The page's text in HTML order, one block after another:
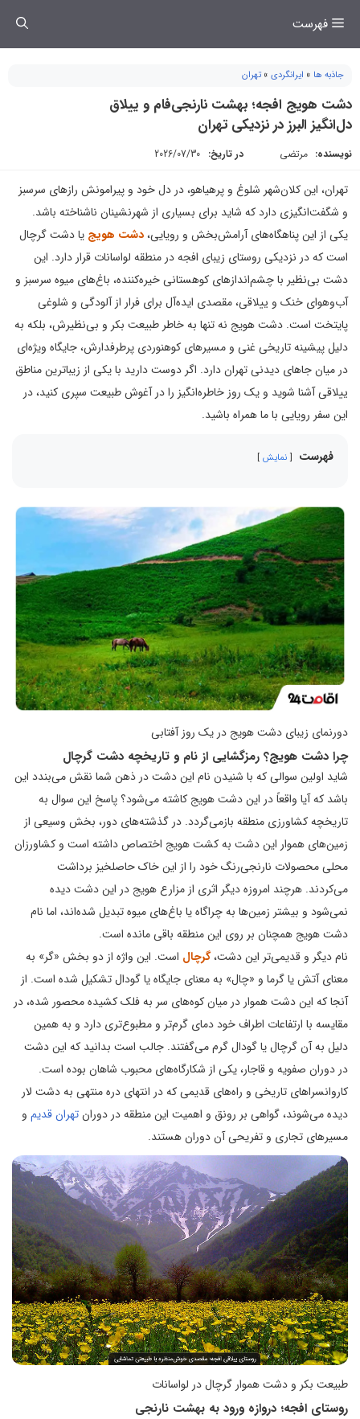
فهرست
جاذبه ها » ایرانگردی » تهران
دشت هویج افجه؛ بهشت نارنجی‌فام و ییلاق
دل‌انگیز البرز در نزدیکی تهران
نویسنده: مرتضی در تاریخ: 2026/07/30
تهران، این کلان‌شهر شلوغ و پرهیاهو، در دل خود و پیرامونش رازهای سرسبز
و شگفت‌انگیزی دارد که شاید برای بسیاری از شهرنشینان ناشناخته باشد.
یکی از این پناهگاه‌های آرامش‌بخش و رویایی،دشت هویج یا دشت گرچال
است که در نزدیکی روستای زیبای افجه در منطقه لواسانات قرار دارد. این
دشت بی‌نظیر با چشم‌اندازهای کوهستانی خیره‌کننده، باغ‌های میوه سرسبز و
آب‌وهوای خنک و ییلاقی، مقصدی ایده‌آل برای فرار از آلودگی و شلوغی
پایتخت است. دشت هویج نه تنها به خاطر طبیعت بکر و بی‌نظیرش، بلکه به
دلیل پیشینه تاریخی غنی و مسیرهای کوهنوردی پرطرفدارش، جایگاه ویژه‌ای
در میان جاهای دیدنی تهران دارد. اگر دوست دارید با یکی از زیباترین مناطق
ییلاقی آشنا شوید و یک روز خاطره‌انگیز را در آغوش طبیعت سپری کنید، در
این سفر رویایی با ما همراه باشید.
فهرست نمایش
دورنمای زیبای دشت هویج در یک روز آفتابی
چرا دشت هویج؟ رمزگشایی از نام و تاریخچه دشت گرچال
شاید اولین سوالی که با شنیدن نام این دشت در ذهن شما نقش می‌بندد این
باشد که آیا واقعاً در این دشت هویج کاشته می‌شود؟ پاسخ این سوال به
تاریخچه کشاورزی منطقه بازمی‌گردد. در گذشته‌های دور، بخش وسیعی از
زمین‌های هموار این دشت به کشت هویج اختصاص داشته است و کشاورزان
محلی محصولات نارنجی‌رنگ خود را از این خاک حاصلخیز برداشت
می‌کردند. هرچند امروزه دیگر اثری از مزارع هویج در این دشت دیده
نمی‌شود و بیشتر زمین‌ها به چراگاه یا باغ‌های میوه تبدیل شده‌اند، اما نام
دشت هویج همچنان بر روی این منطقه باقی مانده است.
نام دیگر و قدیمی‌تر این دشت،گرچال است. این واژه از دو بخش «گر» به
معنای آتش یا گرما و «چال» به معنای جایگاه یا گودال تشکیل شده است. از
آنجا که این دشت هموار در میان کوه‌های سر به فلک کشیده محصور شده، در
مقایسه با ارتفاعات اطراف خود دمای گرم‌تر و مطبوع‌تری دارد و به همین
دلیل به آن گرچال یا گودال گرم می‌گفتند. جالب است بدانید که این دشت
در دوران صفویه و قاجار، یکی از شکارگاه‌های محبوب شاهان بوده است.
کاروانسراهای تاریخی و راه‌های قدیمی که در انتهای دره منتهی به دشت لار
دیده می‌شوند، گواهی بر رونق و اهمیت این منطقه در دورانتهران قدیم و
مسیرهای تجاری و تفریحی آن دوران هستند.
طبیعت بکر و دشت هموار گرچال در لواسانات
روستای افجه؛ دروازه ورود به بهشت نارنجی